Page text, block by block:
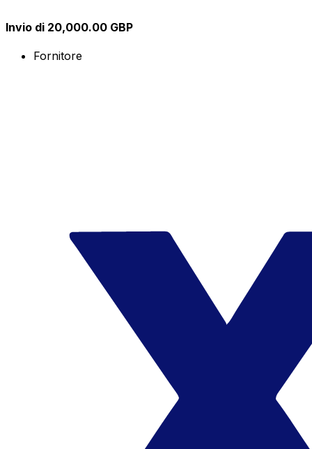
Invio di 20,000.00 GBP
Fornitore